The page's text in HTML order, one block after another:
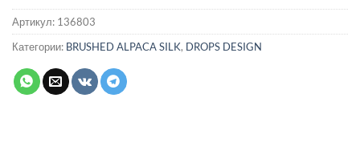
Артикул: 136803
Категории: BRUSHED ALPACA SILK, DROPS DESIGN